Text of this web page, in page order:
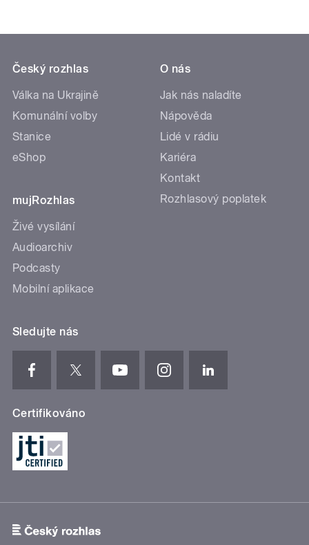
Český rozhlas
Válka na Ukrajině
Komunální volby
Stanice
eShop
mujRozhlas
Živé vysílání
Audioarchiv
Podcasty
Mobilní aplikace
O nás
Jak nás naladíte
Nápověda
Lidé v rádiu
Kariéra
Kontakt
Rozhlasový poplatek
Sledujte nás
Certifikováno